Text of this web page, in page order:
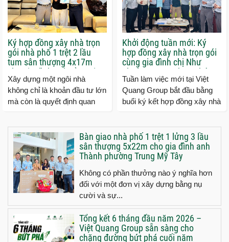
Ký hợp đồng xây nhà trọn
gói nhà phố 1 trệt 2 lầu
tum sân thượng 4x17m
cho gia đình anh Cầu tại
Quận 9 TP.HCM
Xây dựng một ngôi nhà
không chỉ là khoản đầu tư lớn
mà còn là quyết định quan
Khởi động tuần mới: Ký
hợp đồng xây nhà trọn gói
cùng gia đình chị Như
phường Tăng Nhơn Phú
tP.HCM
Tuần làm việc mới tại Việt
Quang Group bắt đầu bằng
buổi ký kết hợp đồng xây nhà
Bàn giao nhà phố 1 trệt 1 lửng 3 lầu
sân thượng 5x22m cho gia đình anh
Thành phường Trung Mỹ Tây
Không có phần thưởng nào ý nghĩa hơn
đối với một đơn vị xây dựng bằng nụ
cười và sự...
Tổng kết 6 tháng đầu năm 2026 –
Việt Quang Group sẵn sàng cho
chặng đường bứt phá cuối năm